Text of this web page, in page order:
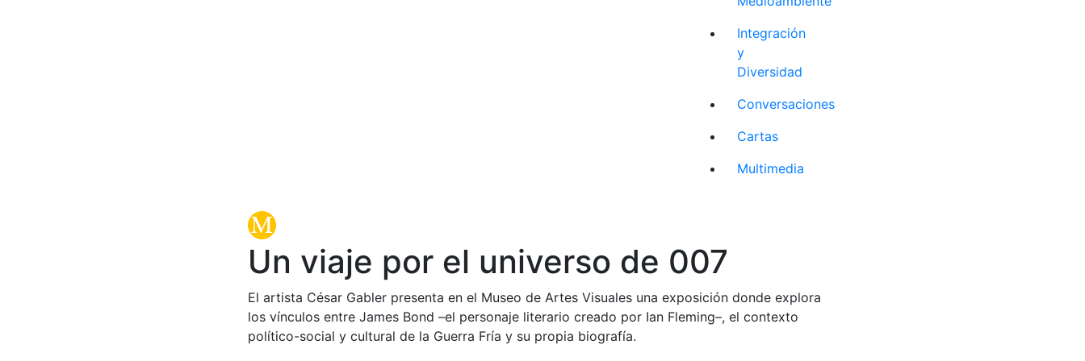
Integración
y
Diversidad
Conversaciones
Cartas
Multimedia
Un viaje por el universo de 007
El artista César Gabler presenta en el Museo de Artes Visuales una exposición donde explora
los vínculos entre James Bond –el personaje literario creado por Ian Fleming–, el contexto
político-social y cultural de la Guerra Fría y su propia biografía.